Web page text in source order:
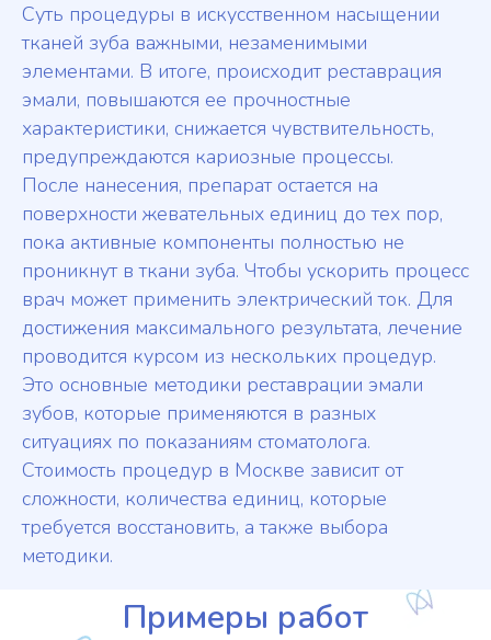
Суть процедуры в искусственном насыщении
тканей зуба важными, незаменимыми
элементами. В итоге, происходит реставрация
эмали, повышаются ее прочностные
характеристики, снижается чувствительность,
предупреждаются кариозные процессы.
После нанесения, препарат остается на
поверхности жевательных единиц до тех пор,
пока активные компоненты полностью не
проникнут в ткани зуба. Чтобы ускорить процесс
врач может применить электрический ток. Для
достижения максимального результата, лечение
проводится курсом из нескольких процедур.
Это основные методики реставрации эмали
зубов, которые применяются в разных
ситуациях по показаниям стоматолога.
Стоимость процедур в Москве зависит от
сложности, количества единиц, которые
требуется восстановить, а также выбора
методики.
Примеры работ